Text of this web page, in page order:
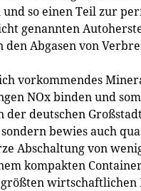
und so einen Teil zur
genannten
Abgasen von
vorkommendes
NOx binden und
der deutschen
bewies auch
Abschaltung von
kompakten